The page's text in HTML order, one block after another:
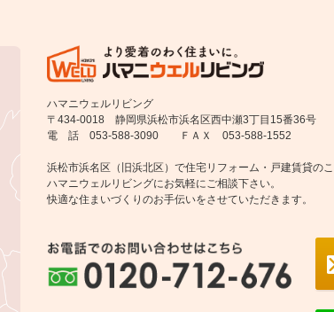
ハマニウェルリビング
〒434-0018 静岡県浜松市浜名区西中瀬3丁目15番36号
電 話 053-588-3090 ＦＡＸ 053-588-1552
浜松市浜名区（旧浜北区）で住宅リフォーム・戸建賃貸の
ハマニウェルリビングにお気軽にご相談下さい。
快適な住まいづくりのお手伝いをさせていただきます。